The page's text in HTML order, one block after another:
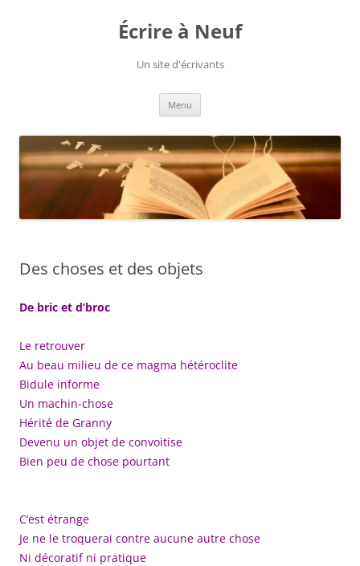
Écrire à Neuf
Un site d'écrivants
Menu
Des choses et des objets
De bric et d’broc
Le retrouver
Au beau milieu de ce magma hétéroclite
Bidule informe
Un machin-chose
Hérité de Granny
Devenu un objet de convoitise
Bien peu de chose pourtant
C’est étrange
Je ne le troquerai contre aucune autre chose
Ni décoratif ni pratique